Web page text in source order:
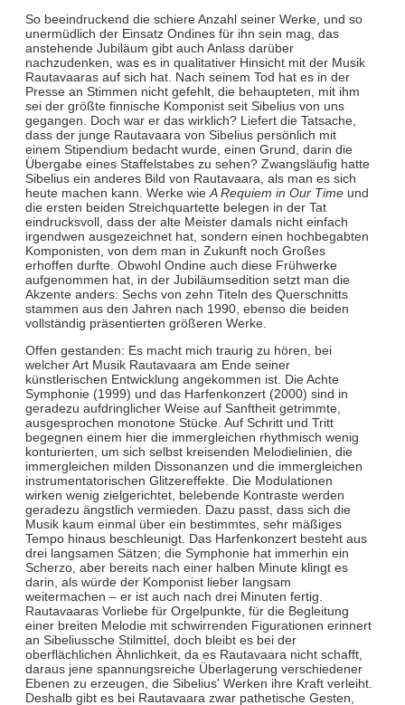
So beeindruckend die schiere Anzahl seiner Werke, und so
unermüdlich der Einsatz Ondines für ihn sein mag, das
anstehende Jubiläum gibt auch Anlass darüber
nachzudenken, was es in qualitativer Hinsicht mit der Musik
Rautavaaras auf sich hat. Nach seinem Tod hat es in der
Presse an Stimmen nicht gefehlt, die behaupteten, mit ihm
sei der größte finnische Komponist seit Sibelius von uns
gegangen. Doch war er das wirklich? Liefert die Tatsache,
dass der junge Rautavaara von Sibelius persönlich mit
einem Stipendium bedacht wurde, einen Grund, darin die
Übergabe eines Staffelstabes zu sehen? Zwangsläufig hatte
Sibelius ein anderes Bild von Rautavaara, als man es sich
heute machen kann. Werke wie A Requiem in Our Timeund
die ersten beiden Streichquartette belegen in der Tat
eindrucksvoll, dass der alte Meister damals nicht einfach
irgendwen ausgezeichnet hat, sondern einen hochbegabten
Komponisten, von dem man in Zukunft noch Großes
erhoffen durfte. Obwohl Ondine auch diese Frühwerke
aufgenommen hat, in der Jubiläumsedition setzt man die
Akzente anders: Sechs von zehn Titeln des Querschnitts
stammen aus den Jahren nach 1990, ebenso die beiden
vollständig präsentierten größeren Werke.
Offen gestanden: Es macht mich traurig zu hören, bei
welcher Art Musik Rautavaara am Ende seiner
künstlerischen Entwicklung angekommen ist. Die Achte
Symphonie (1999) und das Harfenkonzert (2000) sind in
geradezu aufdringlicher Weise auf Sanftheit getrimmte,
ausgesprochen monotone Stücke. Auf Schritt und Tritt
begegnen einem hier die immergleichen rhythmisch wenig
konturierten, um sich selbst kreisenden Melodielinien, die
immergleichen milden Dissonanzen und die immergleichen
instrumentatorischen Glitzereffekte. Die Modulationen
wirken wenig zielgerichtet, belebende Kontraste werden
geradezu ängstlich vermieden. Dazu passt, dass sich die
Musik kaum einmal über ein bestimmtes, sehr mäßiges
Tempo hinaus beschleunigt. Das Harfenkonzert besteht aus
drei langsamen Sätzen; die Symphonie hat immerhin ein
Scherzo, aber bereits nach einer halben Minute klingt es
darin, als würde der Komponist lieber langsam
weitermachen – er ist auch nach drei Minuten fertig.
Rautavaaras Vorliebe für Orgelpunkte, für die Begleitung
einer breiten Melodie mit schwirrenden Figurationen erinnert
an Sibeliussche Stilmittel, doch bleibt es bei der
oberflächlichen Ähnlichkeit, da es Rautavaara nicht schafft,
daraus jene spannungsreiche Überlagerung verschiedener
Ebenen zu erzeugen, die Sibelius' Werken ihre Kraft verleiht.
Deshalb gibt es bei Rautavaara zwar pathetische Gesten,